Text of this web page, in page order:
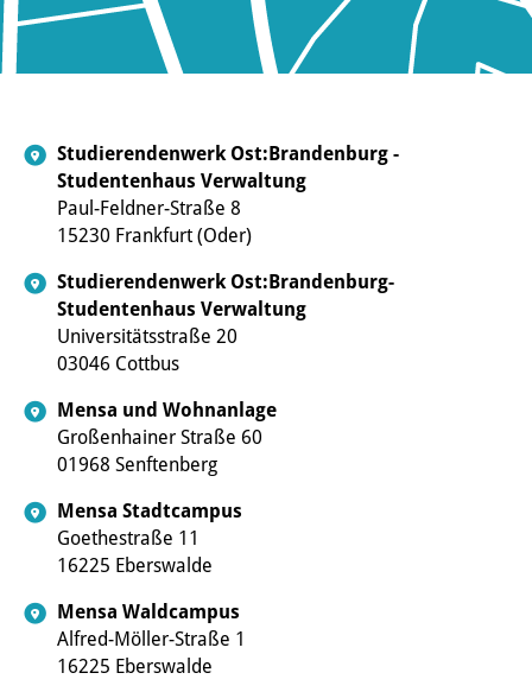
Studierendenwerk Ost:Brandenburg -
Studentenhaus Verwaltung
Paul-Feldner-Straße 8
15230 Frankfurt (Oder)
Studierendenwerk Ost:Brandenburg-
Studentenhaus Verwaltung
Universitätsstraße 20
03046 Cottbus
Mensa und Wohnanlage
Großenhainer Straße 60
01968 Senftenberg
Mensa Stadtcampus
Goethestraße 11
16225 Eberswalde
Mensa Waldcampus
Alfred-Möller-Straße 1
16225 Eberswalde